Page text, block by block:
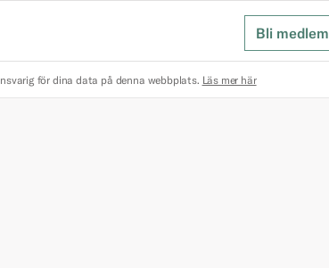
Bli medlem
för dina data på denna webbplats. Läs mer här